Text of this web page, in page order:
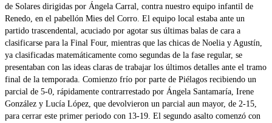
de Solares dirigidas por Ángela Carral, contra nuestro equipo infantil de
Renedo, en el pabellón Mies del Corro. El equipo local estaba ante un
partido trascendental, acuciado por agotar sus últimas balas de cara a
clasificarse para la Final Four, mientras que las chicas de Noelia y Agustín,
ya clasificadas matemáticamente como segundas de la fase regular, se
presentaban con las ideas claras de trabajar los últimos detalles ante el tramo
final de la temporada. Comienzo frío por parte de Piélagos recibiendo un
parcial de 5-0, rápidamente contrarrestado por Ángela Santamaría, Irene
González y Lucía López, que devolvieron un parcial aun mayor, de 2-15,
para cerrar este primer periodo con 13-19. El segundo asalto comenzó con